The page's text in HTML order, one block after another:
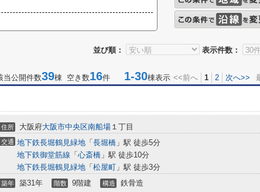
並び順： 表示件数：
当公開件数39棟 空き数16件 1-30棟表示 <<前へ 1 2 次へ>>
住所 大阪府大阪市中央区南船場 １丁目
交通 地下鉄長堀鶴見緑地 「 長堀橋 」駅 徒歩5分
地下鉄御堂筋線 「 心斎橋 」駅 徒歩10分
地下鉄長堀鶴見緑地 「 松屋町 」駅 徒歩3分
築年 築31年 階数 9階建 構造 鉄骨造